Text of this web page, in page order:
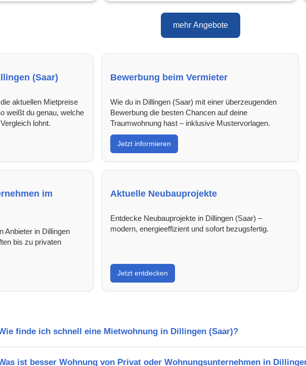
mehr Angebote
(Saar)
aktuellen Mietpreise
weißt du genau, welche
lohnt.
Bewerbung beim Vermieter
Wie du in Dillingen (Saar) mit einer überzeugenden
Bewerbung die besten Chancen auf deine
Traumwohnung hast – inklusive Mustervorlagen.
Jetzt informieren
im
Anbieter in Dillingen
bis zu privaten
Aktuelle Neubauprojekte
Entdecke Neubauprojekte in Dillingen (Saar) –
modern, energieeffizient und sofort bezugsfertig.
Jetzt entdecken
finde ich schnell eine Mietwohnung in Dillingen (Saar)?
ist besser Wohnung von Privat oder Wohnungsunternehmen in